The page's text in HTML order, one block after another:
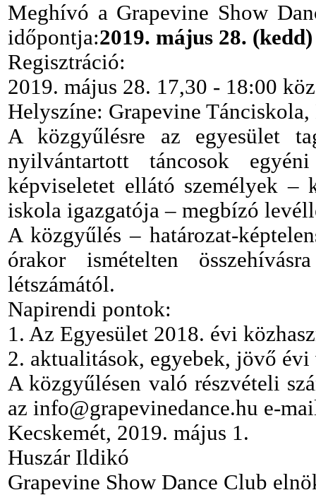
Meghívó a Grapevine Show
időpontja:2019. május 28.
Regisztráció:
2019. május 28. 17,30 - 18:00
Helyszíne: Grapevine
A közgyűlésre az egyesület
nyilvántartott táncosok
képviseletet ellátó személyek –
iskola igazgatója – megbízó
A közgyűlés – határozat-
órakor ismételten
létszámától.
Napirendi pontok:
1. Az Egyesület 2018. évi
2. aktualitások, egyebek, jövő évi
A közgyűlésen való részvételi
az info@grapevinedance.hu e-
Kecskemét, 2019. május 1.
Huszár Ildikó
Grapevine Show Dance Club